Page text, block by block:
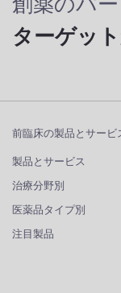
ターゲッ
前臨床の製品とサービ
製品とサービス
治療分野別
医薬品タイプ別
注目製品